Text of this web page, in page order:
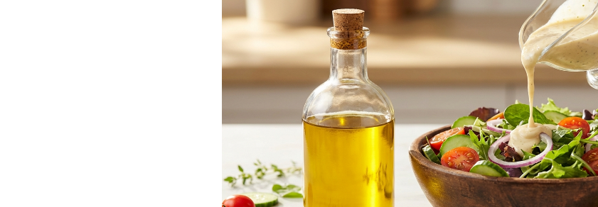
オリーブオイルドレッシングに関するよくある質問
まとめ
RECOMMENDED
手作りドレッシングを格上げする、小豆島のオリーブオイル